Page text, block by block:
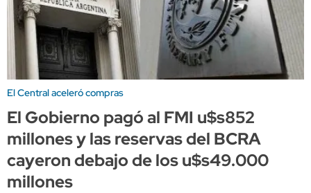
El Central aceleró compras
El Gobierno pagó al FMI u$s852
millones y las reservas del BCRA
cayeron debajo de los u$s49.000
millones